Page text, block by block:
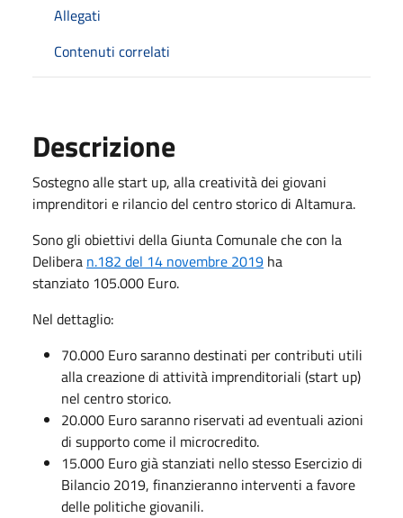
Allegati
Contenuti correlati
Descrizione
Sostegno alle start up, alla creatività dei giovani
imprenditori e rilancio del centro storico di Altamura.
Sono gli obiettivi della Giunta Comunale che con la
Delibera n.182 del 14 novembre 2019 ha
stanziato 105.000 Euro.
Nel dettaglio:
70.000 Euro saranno destinati per contributi utili
alla creazione di attività imprenditoriali (start up)
nel centro storico.
20.000 Euro saranno riservati ad eventuali azioni
di supporto come il microcredito.
15.000 Euro già stanziati nello stesso Esercizio di
Bilancio 2019, finanzieranno interventi a favore
delle politiche giovanili.